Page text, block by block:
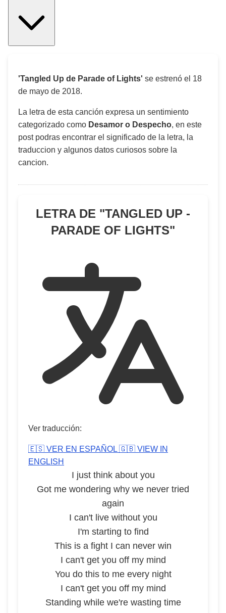
'Tangled Up de Parade of Lights' se estrenó el 18
de mayo de 2018.
La letra de esta canción expresa un sentimiento
categorizado como Desamor o Despecho, en este
post podras encontrar el significado de la letra, la
traduccion y algunos datos curiosos sobre la
cancion.
LETRA DE "TANGLED UP -
PARADE OF LIGHTS"
Ver traducción:
🇪🇸 VER EN ESPAÑOL 🇬🇧 VIEW IN
ENGLISH
I just think about you
Got me wondering why we never tried
again
I can't live without you
I'm starting to find
This is a fight I can never win
I can't get you off my mind
You do this to me every night
I can't get you off my mind
Standing while we're wasting time